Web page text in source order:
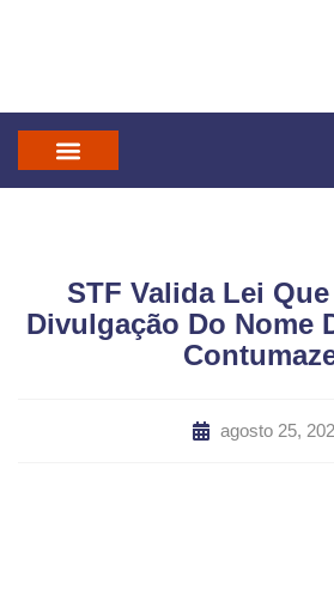
STF Valida Lei
Divulgação Do Nome
agosto 25,